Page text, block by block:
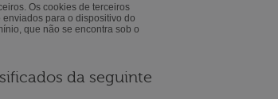
Os cookies de terceiros
para o dispositivo do
que não se encontra sob o
da seguinte